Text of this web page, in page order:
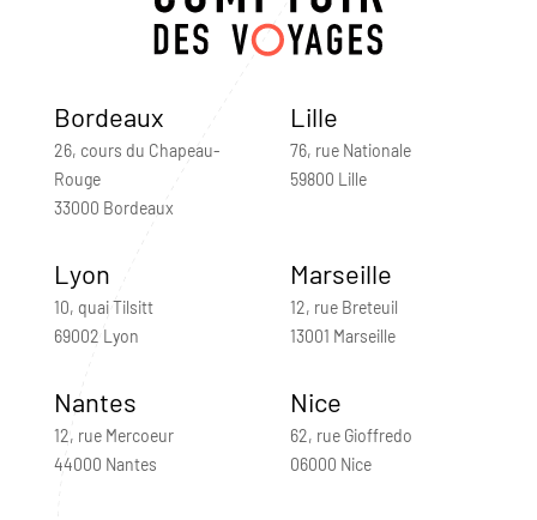
Bordeaux
26, cours du Chapeau-
Rouge
33000 Bordeaux
Lille
76, rue Nationale
59800 Lille
Lyon
10, quai Tilsitt
69002 Lyon
Marseille
12, rue Breteuil
13001 Marseille
Nantes
12, rue Mercoeur
44000 Nantes
Nice
62, rue Gioffredo
06000 Nice